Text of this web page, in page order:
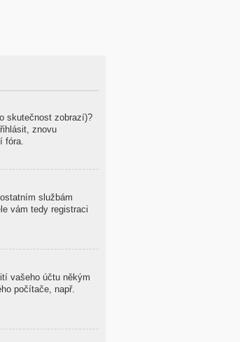
skutečnost zobrazí)?
znovu
fóra.
službám
vám tedy registraci
vašeho účtu někým
počítače, např.